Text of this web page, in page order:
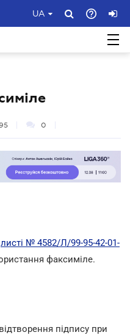
UA
0
листі № 4582/Л/99-95-42-01-
факсиміле.
підпису при